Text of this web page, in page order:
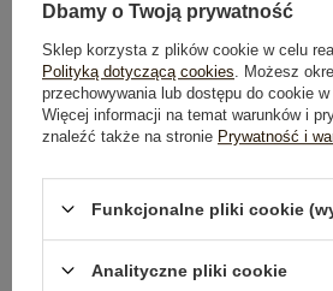
GŁÓWNE PARAMETRY
OPINIE O PRODUKCIE (0)
ZWROTY I REKLAMACJE
Dbamy o Twoją prywatność
Sklep korzysta z plików cookie w celu
Polityką dotyczącą cookies . Możesz
przechowywania lub dostępu do cookie w
Więcej informacji na temat warunków i
znaleźć także na stronie Prywatność i
Funkcjonalne pliki cookie
Analityczne pliki cookie